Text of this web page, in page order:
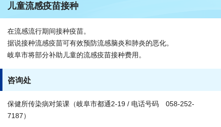
儿童流感疫苗接种
在流感流行期间接种疫苗。
据说接种流感疫苗可有效预防流感脑炎和肺炎的恶化。
岐阜市将部分补助儿童的流感疫苗接种费用。
咨询处
保健所传染病对策课（岐阜市都通2-19 / 电话号码 058-252-
7187）